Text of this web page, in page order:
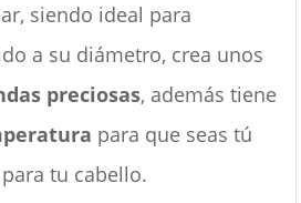
siendo ideal para
a su diámetro, crea unos
preciosas, además tiene
para que seas tú
tu cabello.